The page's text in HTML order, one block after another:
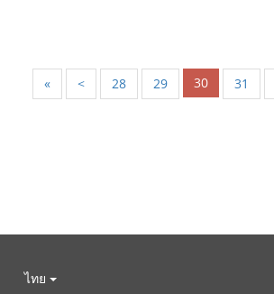
« < 28 29 30 31
ไทย